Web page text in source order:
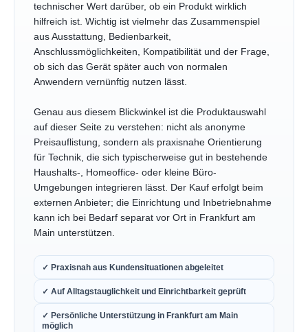
technischer Wert darüber, ob ein Produkt wirklich
hilfreich ist. Wichtig ist vielmehr das Zusammenspiel
aus Ausstattung, Bedienbarkeit,
Anschlussmöglichkeiten, Kompatibilität und der Frage,
ob sich das Gerät später auch von normalen
Anwendern vernünftig nutzen lässt.
Genau aus diesem Blickwinkel ist die Produktauswahl
auf dieser Seite zu verstehen: nicht als anonyme
Preisauflistung, sondern als praxisnahe Orientierung
für Technik, die sich typischerweise gut in bestehende
Haushalts-, Homeoffice- oder kleine Büro-
Umgebungen integrieren lässt. Der Kauf erfolgt beim
externen Anbieter; die Einrichtung und Inbetriebnahme
kann ich bei Bedarf separat vor Ort in Frankfurt am
Main unterstützen.
✓ Praxisnah aus Kundensituationen abgeleitet
✓ Auf Alltagstauglichkeit und Einrichtbarkeit geprüft
✓ Persönliche Unterstützung in Frankfurt am Main
möglich